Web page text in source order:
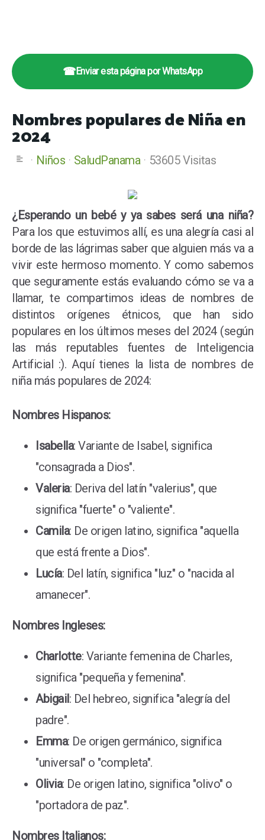
☎Enviar esta página por WhatsApp
Nombres populares de Niña en
2024
Niños SaludPanama 53605 Visitas
¿Esperando un bebé y ya sabes será una niña?
Para los que estuvimos allí, es una alegría casi al
borde de las lágrimas saber que alguien más va a
vivir este hermoso momento. Y como sabemos
que seguramente estás evaluando cómo se va a
llamar, te compartimos ideas de nombres de
distintos orígenes étnicos, que han sido
populares en los últimos meses del 2024 (según
las más reputables fuentes de Inteligencia
Artificial :). Aquí tienes la lista de nombres de
niña más populares de 2024:
Nombres Hispanos:
Isabella: Variante de Isabel, significa
"consagrada a Dios".
Valeria: Deriva del latín "valerius", que
significa "fuerte" o "valiente".
Camila: De origen latino, significa "aquella
que está frente a Dios".
Lucía: Del latín, significa "luz" o "nacida al
amanecer".
Nombres Ingleses:
Charlotte: Variante femenina de Charles,
significa "pequeña y femenina".
Abigail: Del hebreo, significa "alegría del
padre".
Emma: De origen germánico, significa
"universal" o "completa".
Olivia: De origen latino, significa "olivo" o
"portadora de paz".
Nombres Italianos: